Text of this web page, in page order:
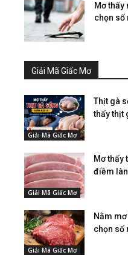
Mơ thấy
chọn số
Giải Mã Giấc Mơ
Giải Mã Giấc Mơ
Thịt gà
thấy thịt
Giải Mã Giấc Mơ
Mơ thấy
điềm
Giải Mã Giấc Mơ
Nằm
chọn số